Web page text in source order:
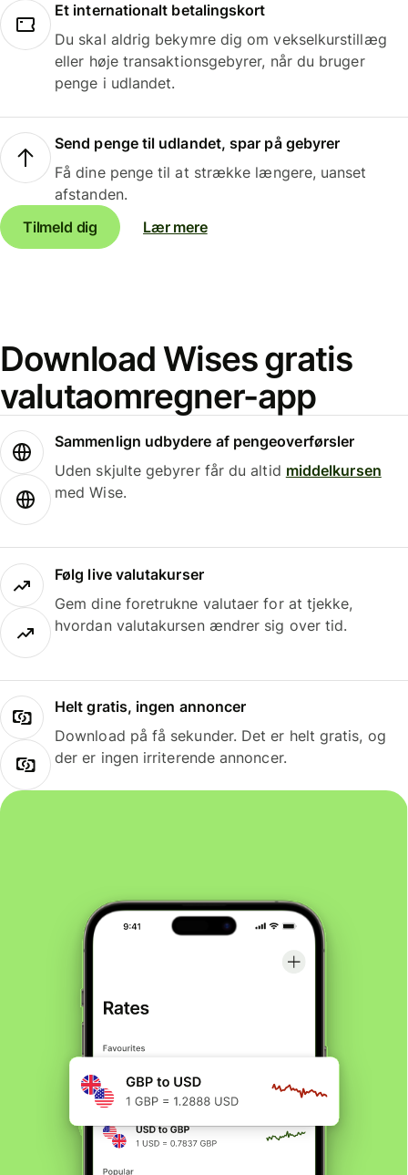
Et internationalt betalingskort
Du skal aldrig bekymre dig om vekselkurstillæg
eller høje transaktionsgebyrer, når du bruger
penge i udlandet.
Send penge til udlandet, spar på gebyrer
Få dine penge til at strække længere, uanset
afstanden.
Tilmeld dig
Lær mere
Download Wises gratis
valutaomregner-app
Sammenlign udbydere af pengeoverførsler
Uden skjulte gebyrer får du altid middelkursen
med Wise.
Følg live valutakurser
Gem dine foretrukne valutaer for at tjekke,
hvordan valutakursen ændrer sig over tid.
Helt gratis, ingen annoncer
Download på få sekunder. Det er helt gratis, og
der er ingen irriterende annoncer.